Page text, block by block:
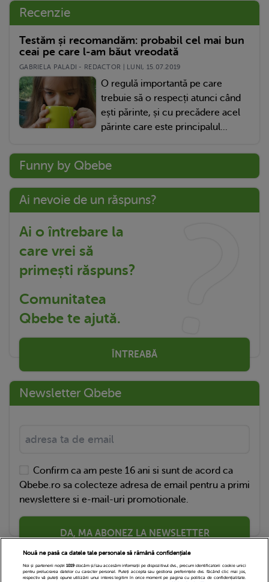
Recenzie
Testăm și recomandăm: probabil cel mai bun
ceai pe care l-am băut vreodată
GABRIELA PALADI - REDACTOR | LUNI, 15.07.2019
O regulă importantă pe care
trebuie să o respecți atunci când
ești părinte, și cu precădere acel
părinte care este principalul...
Funny by Qbebe
Ai nevoie de un răspuns?
Ai o întrebare la
care vrei să
primești răspuns?
Comunitatea
Qbebe te ajută.
ÎNTREABĂ
Newsletter Qbebe
Confirm ca am peste 16 ani si sunt de acord ca
Qbebe.ro sa colecteze adresa de email pentru a primi
newslettere si e-mail-uri promotionale.
DA, MA ABONEZ LA NEWSLETTER
Nouă ne pasă ca datele tale personale să rămână confidențiale
Noi și partenerii noștri 1019stocăm și/sau accesăm informații pe dispozitivul dvs., precum identificatorii cookie unici
pentru prelucrarea datelor cu caracter personal. Puteți accepta sau gestiona preferințele dvs. făcând clic mai jos,
respectiv vă puteți opune utilizării unui interes legitim în orice moment pe pagina cu politica de confidențialitate.